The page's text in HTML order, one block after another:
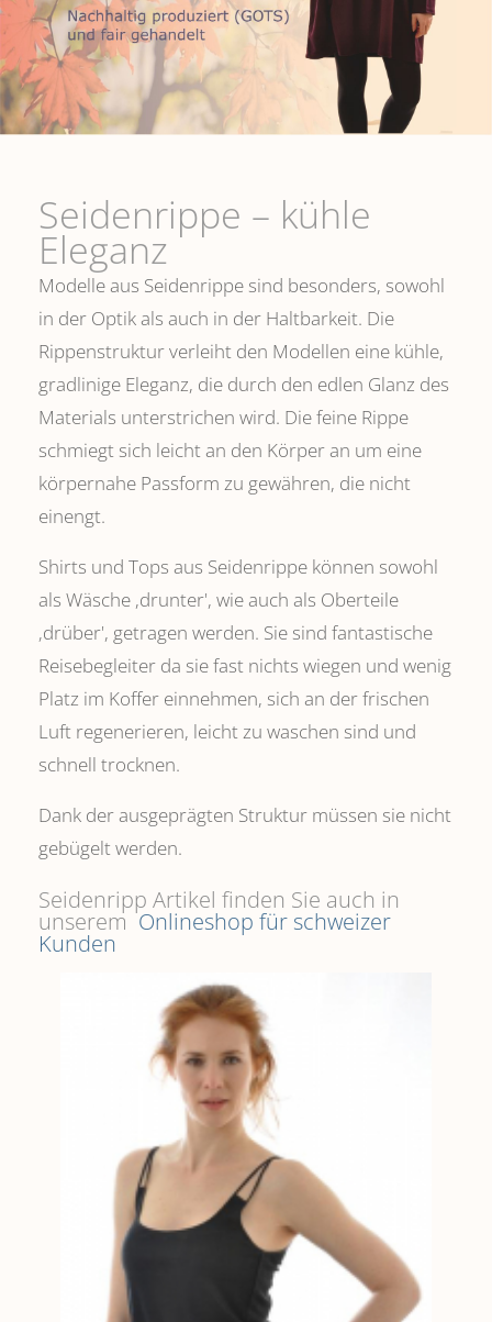
Seidenrippe­ – kühle
Eleganz
Modelle aus Seidenrippe sind besonders, sowohl
in der Optik als auch in der Haltbarkeit. Die
Rippenstruktur verleiht den Modellen eine kühle,
gradlinige Eleganz, die durch den edlen Glanz des
Materials unterstrichen wird. Die feine Rippe
schmiegt sich leicht an den Körper an um eine
körpernahe Passform zu gewähren, die nicht
einengt.
Shirts und Tops aus Seidenrippe können sowohl
als Wäsche ,drunter', wie auch als Oberteile
‚drüber', getragen werden. Sie sind fantastische
Reisebegleiter da sie fast nichts wiegen und wenig
Platz im Koffer einnehmen, sich an der frischen
Luft regenerieren, leicht zu waschen sind und
schnell trocknen.
Dank der ausgeprägten Struktur müssen sie nicht
gebügelt werden.
Seidenripp Artikel finden Sie auch in
unserem Onlineshop für schweizer
Kunden